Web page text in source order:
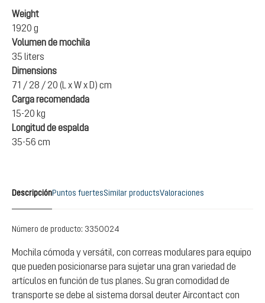
Weight
1920 g
Volumen de mochila
35 liters
Dimensions
71 / 28 / 20 (L x W x D) cm
Carga recomendada
15-20 kg
Longitud de espalda
35-56 cm
DescripciónPuntos fuertesSimilar productsValoraciones
Número de producto: 3350024
Mochila cómoda y versátil, con correas modulares para equipo
que pueden posicionarse para sujetar una gran variedad de
artículos en función de tus planes. Su gran comodidad de
transporte se debe al sistema dorsal deuter Aircontact con